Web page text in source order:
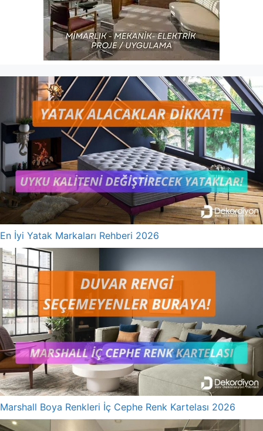
En İyi Yatak Markaları Rehberi 2026
Marshall Boya Renkleri İç Cephe Renk Kartelası 2026